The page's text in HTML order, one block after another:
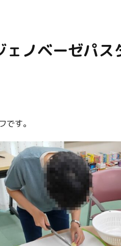
ノベーゼパス
です。